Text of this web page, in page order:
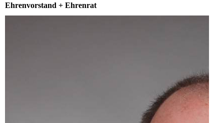
Ehrenvorstand + Ehrenrat